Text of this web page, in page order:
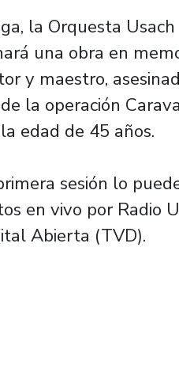
la Orquesta
una obra en
y maestro,
la operación
edad de 45 años.
sesión lo
en vivo por Radio
Abierta (TVD).